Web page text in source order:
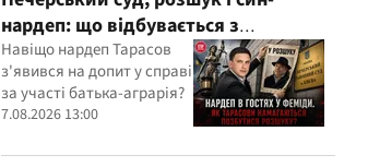
нардеп: що відбувається з
кримінальними провадженнями за
участі агробарона Тарасова?
Навіщо нардеп Тарасов
з'явився на допит у справі
за участі батька-аграрія?
7.08.2026 13:00